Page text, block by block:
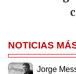
NOTICIAS
Jorge